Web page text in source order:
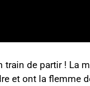
de partir ! La
et ont la flemme